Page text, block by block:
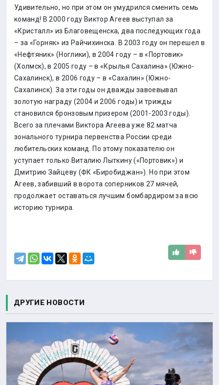
Удивительно, но при этом он умудрился сменить семь
команд! В 2000 году Виктор Агеев выступал за
«Кристалл» из Благовещенска, два последующих года
– за «Горняк» из Райчихинска. В 2003 году он перешел в
«Нефтяник» (Ноглики), в 2004 году – в «Портовик»
(Холмск), в 2005 году – в «Крылья Сахалина» (Южно-
Сахалинск), в 2006 году – в «Сахалин» (Южно-
Сахалинск). За эти годы он дважды завоевывал
золотую награду (2004 и 2006 годы) и трижды
становился бронзовым призером (2001-2003 годы).
Всего за плечами Виктора Агеева уже 82 матча
зонального турнира первенства России среди
любительских команд. По этому показателю он
уступает только Виталию Лыткину («Портовик») и
Дмитрию Зайцеву (ФК «Биробиджан»). Но при этом
Агеев, забивший в ворота соперников 27 мячей,
продолжает оставаться лучшим бомбардиром за всю
историю турнира.
ДРУГИЕ НОВОСТИ